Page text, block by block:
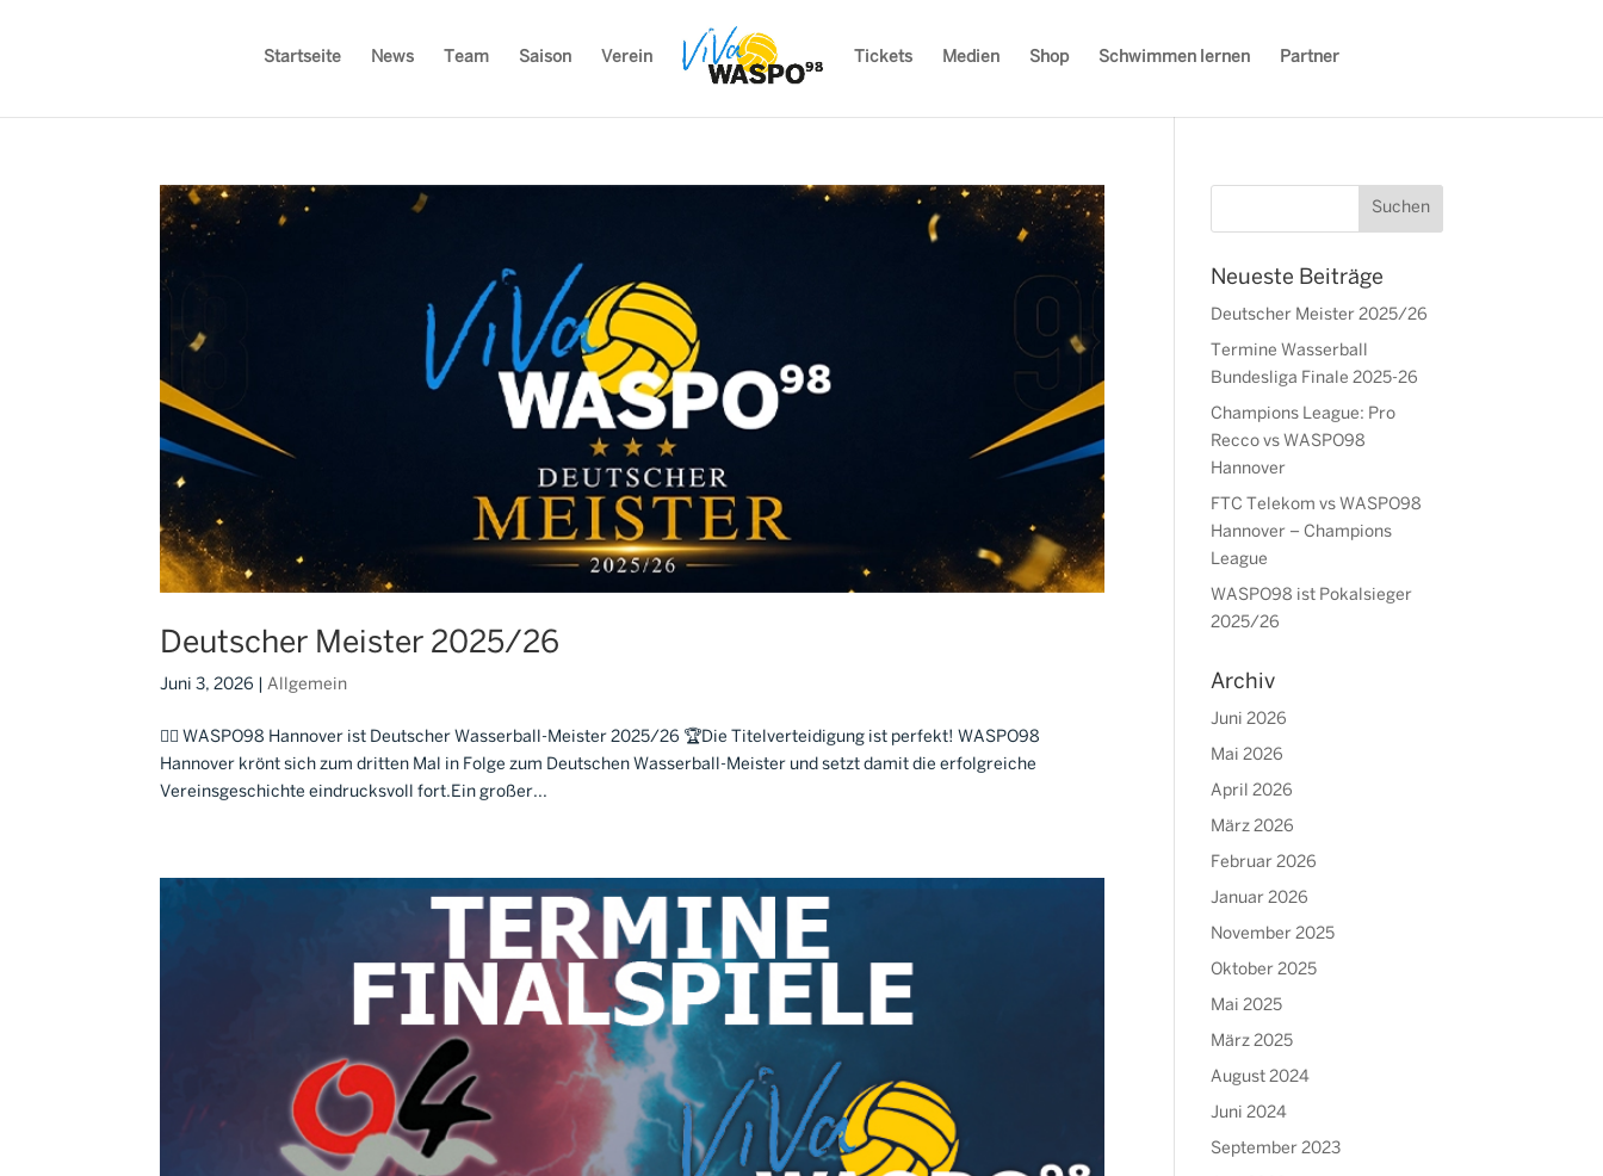
Startseite News Team Saison Verein Tickets Medien Shop Schwimmen lernen Partner
Deutscher Meister 2025/26
Juni 3, 2026 Allgemein
🤽‍♂️ WASPO98 Hannover ist Deutscher Wasserball-Meister 2025/26 🏆Die Titelverteidigung ist perfekt! WASPO98
Hannover krönt sich zum dritten Mal in Folge zum Deutschen Wasserball-Meister und setzt damit die erfolgreiche
Vereinsgeschichte eindrucksvoll fort.Ein großer...
Neueste Beiträge
Deutscher Meister 2025/26
Termine Wasserball
Bundesliga Finale 2025-26
Champions League: Pro
Recco vs WASPO98
Hannover
FTC Telekom vs WASPO98
Hannover – Champions
League
WASPO98 ist Pokalsieger
2025/26
Archiv
Juni 2026
Mai 2026
April 2026
März 2026
Februar 2026
Januar 2026
November 2025
Oktober 2025
Mai 2025
März 2025
August 2024
Juni 2024
September 2023